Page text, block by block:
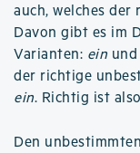
auch, welches
Davon gibt es im
Varianten: ein und
der richtige
ein. Richtig ist
Den